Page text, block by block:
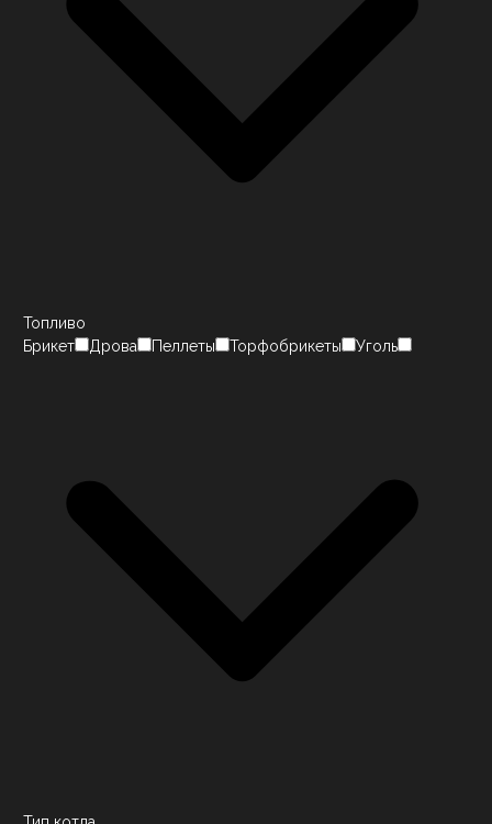
Топливо
Брикет
Дрова Пеллеты Торфобрикеты Уголь